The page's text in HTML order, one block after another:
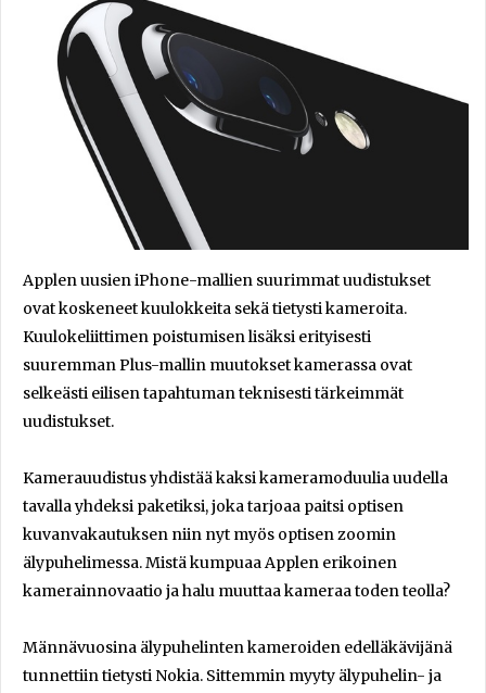
Applen uusien iPhone-mallien suurimmat uudistukset
ovat koskeneet kuulokkeita sekä tietysti kameroita.
Kuulokeliittimen poistumisen lisäksi erityisesti
suuremman Plus-mallin muutokset kamerassa ovat
selkeästi eilisen tapahtuman teknisesti tärkeimmät
uudistukset.
Kamerauudistus yhdistää kaksi kameramoduulia uudella
tavalla yhdeksi paketiksi, joka tarjoaa paitsi optisen
kuvanvakautuksen niin nyt myös optisen zoomin
älypuhelimessa. Mistä kumpuaa Applen erikoinen
kamerainnovaatio ja halu muuttaa kameraa toden teolla?
Männävuosina älypuhelinten kameroiden edelläkävijänä
tunnettiin tietysti Nokia. Sittemmin myyty älypuhelin- ja